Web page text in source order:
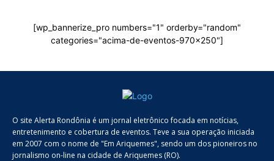
[wp_bannerize_pro numbers="1" orderby="random"
categories="acima-de-eventos-970x250"]
O site Alerta Rondônia é um jornal eletrônico focada em notícias,
entretenimento e cobertura de eventos. Teve a sua operação iniciada
em 2007 com o nome de "Em Ariquemes", sendo um dos pioneiros no
jornalismo on-line na cidade de Ariquemes (RO).